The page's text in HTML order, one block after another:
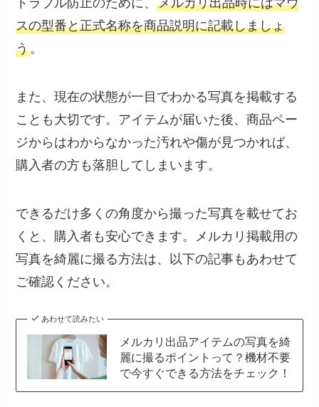
トラブル防止のために、メルカリ出品時にはマウ
スの型番と正式名称を商品説明に記載しましょ
う。
また、現在の状態が一目でわかる写真を掲載する
ことも大切です。アイテムが届いた後、商品ペー
ジからはわからなかった汚れや傷が見つかれば、
購入者の方も落胆してしまいます。
できるだけ多くの角度から撮った写真を載せてお
くと、購入者も安心できます。メルカリ掲載用の
写真を綺麗に撮る方法は、以下の記事もあわせて
ご確認ください。
あわせて読みたい
メルカリ出品アイテムの写真を綺
麗に撮るポイントって？機材不要
で今すぐできる方法をチェック！